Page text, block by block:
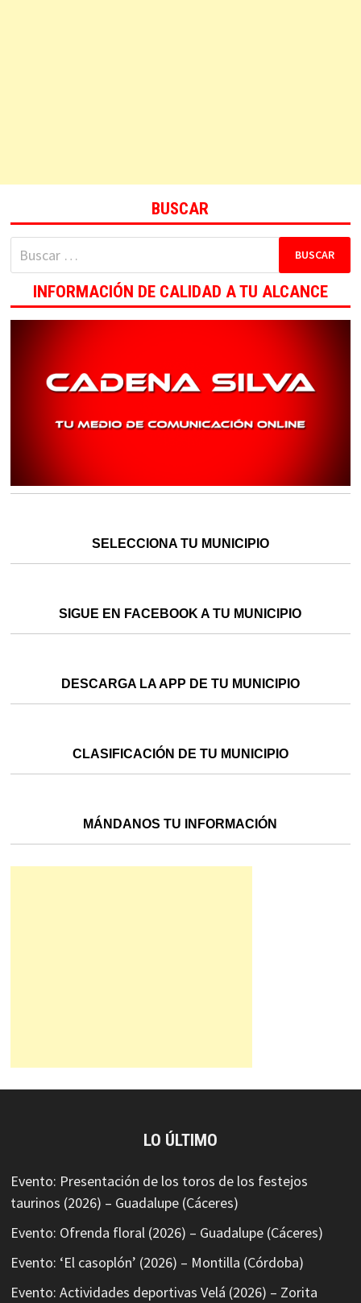
BUSCAR
Buscar:
INFORMACIÓN DE CALIDAD A TU ALCANCE
SELECCIONA TU MUNICIPIO
SIGUE EN FACEBOOK A TU MUNICIPIO
DESCARGA LA APP DE TU MUNICIPIO
CLASIFICACIÓN DE TU MUNICIPIO
MÁNDANOS TU INFORMACIÓN
LO ÚLTIMO
Evento: Presentación de los toros de los festejos
taurinos (2026) – Guadalupe (Cáceres)
Evento: Ofrenda floral (2026) – Guadalupe (Cáceres)
Evento: ‘El casoplón’ (2026) – Montilla (Córdoba)
Evento: Actividades deportivas Velá (2026) – Zorita